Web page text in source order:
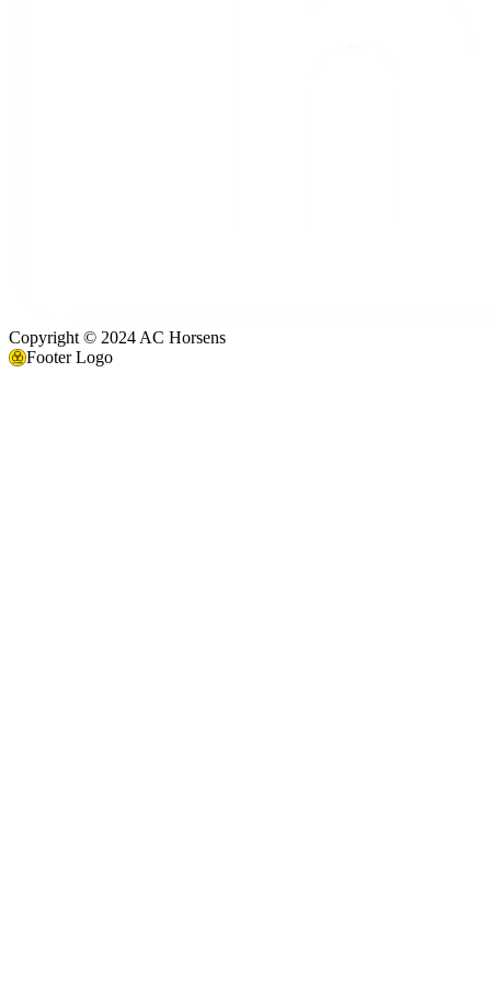
Copyright © 2024 AC Horsens
Footer Logo